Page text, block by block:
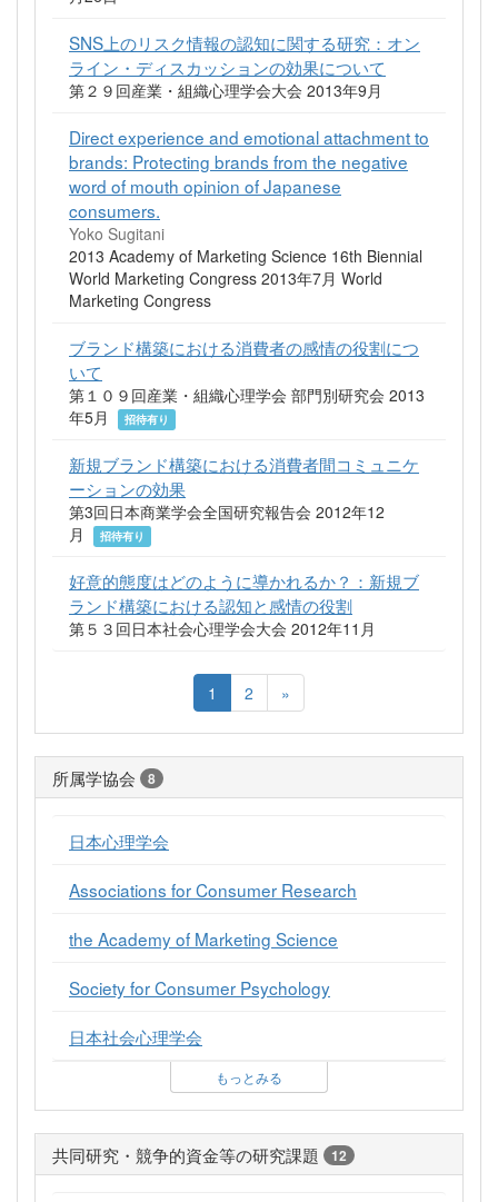
SNS上のリスク情報の認知に関する研究：オン
ライン・ディスカッションの効果について
第２９回産業・組織心理学会大会 2013年9月
Direct experience and emotional attachment to
brands: Protecting brands from the negative
word of mouth opinion of Japanese
consumers.
Yoko Sugitani
2013 Academy of Marketing Science 16th Biennial
World Marketing Congress 2013年7月 World
Marketing Congress
ブランド構築における消費者の感情の役割につ
いて
第１０９回産業・組織心理学会 部門別研究会 2013
年5月
招待有り
新規ブランド構築における消費者間コミュニケ
ーションの効果
第3回日本商業学会全国研究報告会 2012年12
月
招待有り
好意的態度はどのように導かれるか？：新規ブ
ランド構築における認知と感情の役割
第５３回日本社会心理学会大会 2012年11月
1 2 »
所属学協会 8
日本心理学会
Associations for Consumer Research
the Academy of Marketing Science
Society for Consumer Psychology
日本社会心理学会
もっとみる
共同研究・競争的資金等の研究課題 12